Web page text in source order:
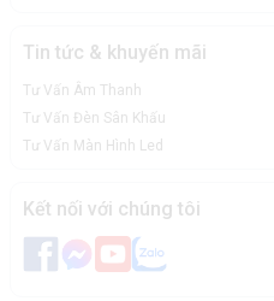
Tin tức & khuyến mãi
Tư Vấn Âm Thanh
Tư Vấn Đèn Sân Khấu
Tư Vấn Màn Hình Led
Kết nối với chúng tôi